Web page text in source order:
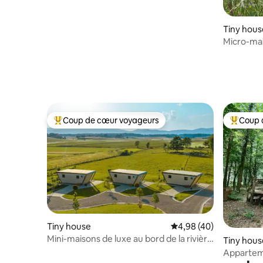
Tiny
Micro-
Coups de cœur voyageurs les plus appréciés
Coup de cœur voyageurs
Tiny house Évaluation moyenne
4,98 (40)
Mini-maisons de luxe au bord de la rivière
Coups
Coup
Tiny